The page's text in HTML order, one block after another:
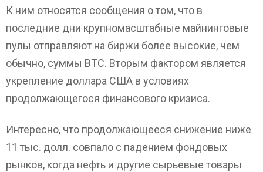
К ним относятся сообщения о том, что в
последние дни крупномасштабные майнинговые
пулы отправляют на биржи более высокие, чем
обычно, суммы BTC. Вторым фактором является
укрепление доллара США в условиях
продолжающегося финансового кризиса.
Интересно, что продолжающееся снижение ниже
11 тыс. долл. совпало с падением фондовых
рынков, когда нефть и другие сырьевые товары